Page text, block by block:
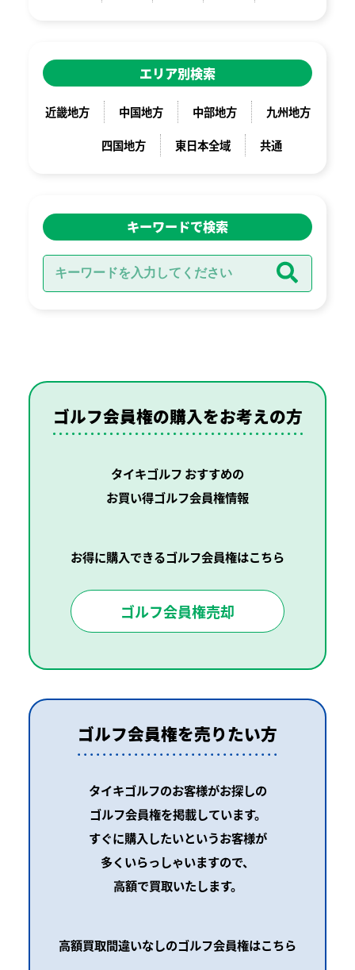
エリア別検索
近畿地方 中国地方 中部地方
九州地方
四国地方
東日本全域 共通
キーワードで検索
ゴルフ会員権の購入をお考えの方
タイキゴルフ おすすめの
お買い得ゴルフ会員権情報
お得に購入できるゴルフ会員権はこちら
ゴルフ会員権売却
ゴルフ会員権を売りたい方
タイキゴルフのお客様がお探しの
ゴルフ会員権を掲載しています。
すぐに購入したいというお客様が
多くいらっしゃいますので、
高額で買取いたします。
高額買取間違いなしのゴルフ会員権はこちら